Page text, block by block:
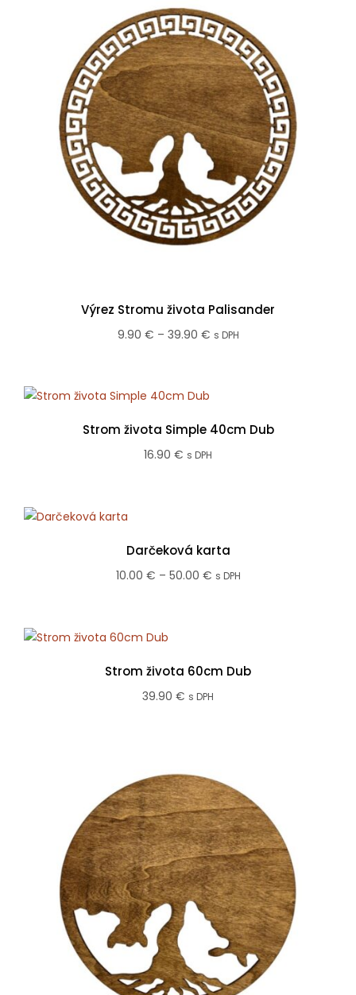
Výrez Stromu života Palisander
9.90 € – 39.90 €Price
39.90 €
s DPH
Strom života Simple 40cm Dub
16.90 € s DPH
Darčeková karta
10.00 € – 50.00 €Price
50.00 €
s DPH
Strom života 60cm Dub
39.90 € s DPH